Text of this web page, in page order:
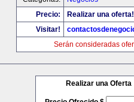
Precio:
Realizar una oferta!
Visitar!
Serán consideradas
Realizar una Oferta